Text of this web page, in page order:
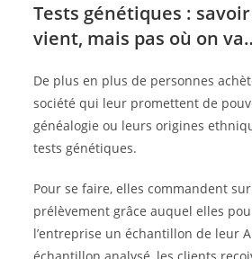
Tests génétiques : savoir
vient, mais pas où on
De plus en plus de personnes
société qui leur promettent de
généalogie ou leurs origines
tests génétiques.
Pour se faire, elles commandent
prélèvement grâce auquel elles
l’entreprise un échantillon de leur